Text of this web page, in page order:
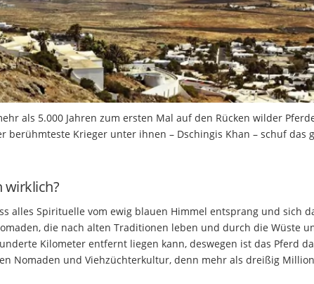
als 5.000 Jahren zum ersten Mal auf den Rücken wilder
berühmteste Krieger unter ihnen – Dschingis Khan – schuf das
wirklich?
alles Spirituelle vom ewig blauen Himmel entsprang und sich
die nach alten Traditionen leben und durch die Wüste
Kilometer entfernt liegen kann, deswegen ist das Pferd
Nomaden und Viehzüchterkultur, denn mehr als dreißig